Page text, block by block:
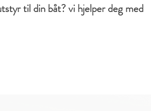
til din båt? vi hjelper deg med